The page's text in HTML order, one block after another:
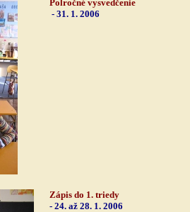
Polročné vysvedčenie
- 31. 1. 2006
Zápis do 1. triedy
- 24. až 28. 1. 2006